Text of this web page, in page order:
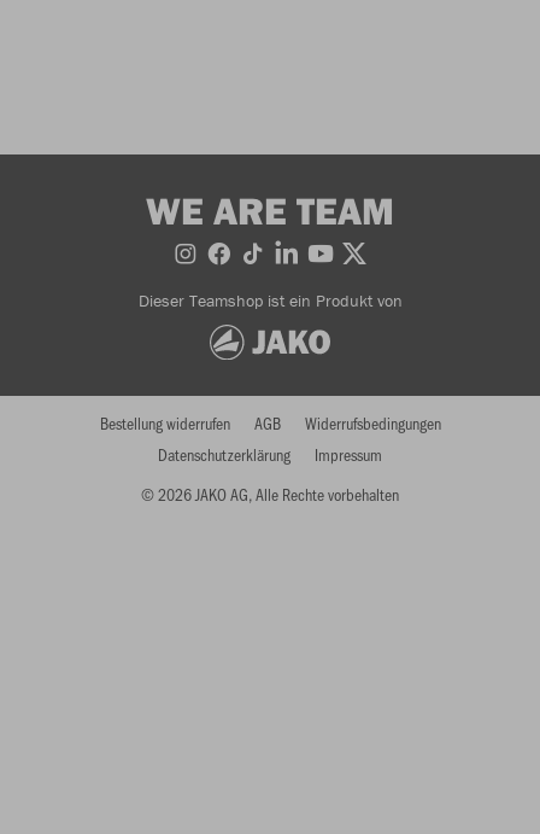
WE ARE TEAM
Dieser Teamshop ist ein Produkt von
© 2026 JAKO AG, Alle Rechte vorbehalten
Bestellung widerrufen AGB
Widerrufsbedingungen
Datenschutzerklärung
Impressum